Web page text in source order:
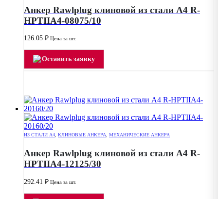
Анкер Rawlplug клиновой из стали А4 R-
HPTIIA4-08075/10
126.05 ₽ Цена за шт.
Оставить заявку
ИЗ СТАЛИ А4, КЛИНОВЫЕ АНКЕРА, МЕХАНИЧЕСКИЕ АНКЕРА
Анкер Rawlplug клиновой из стали А4 R-
HPTIIA4-12125/30
292.41 ₽ Цена за шт.